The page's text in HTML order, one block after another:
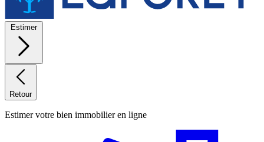
Estimer
Retour
Estimer votre bien immobilier en ligne